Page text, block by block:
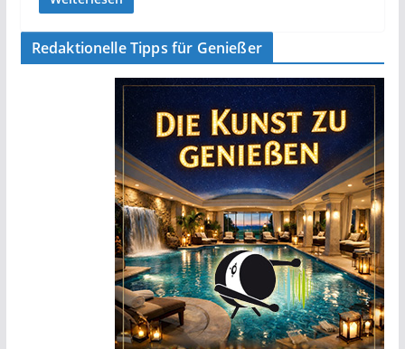
Redaktionelle Tipps für Genießer